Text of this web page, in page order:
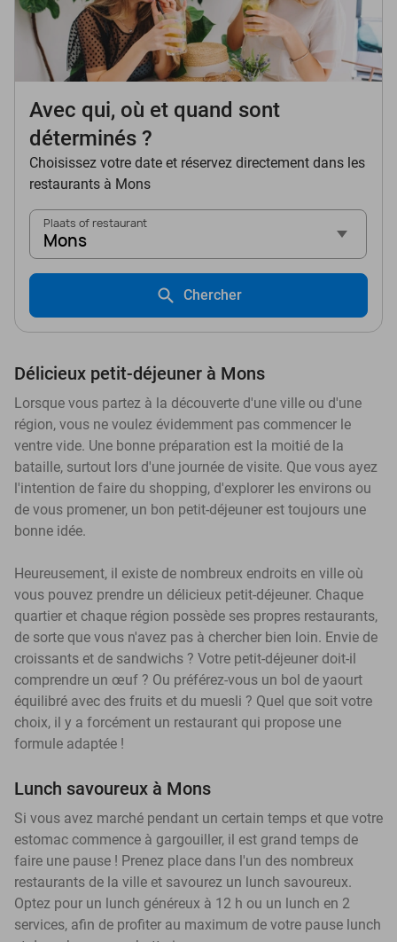
Avec qui, où et quand sont
déterminés ?
Choisissez votre date et réservez directement dans les
restaurants à Mons
Plaats of restaurant
Mons
Chercher
Délicieux petit-déjeuner à Mons
Lorsque vous partez à la découverte d'une ville ou d'une
région, vous ne voulez évidemment pas commencer le
ventre vide. Une bonne préparation est la moitié de la
bataille, surtout lors d'une journée de visite. Que vous ayez
l'intention de faire du shopping, d'explorer les environs ou
de vous promener, un bon petit-déjeuner est toujours une
bonne idée.
Heureusement, il existe de nombreux endroits en ville où
vous pouvez prendre un délicieux petit-déjeuner. Chaque
quartier et chaque région possède ses propres restaurants,
de sorte que vous n'avez pas à chercher bien loin. Envie de
croissants et de sandwichs ? Votre petit-déjeuner doit-il
comprendre un œuf ? Ou préférez-vous un bol de yaourt
équilibré avec des fruits et du muesli ? Quel que soit votre
choix, il y a forcément un restaurant qui propose une
formule adaptée !
Lunch savoureux à Mons
Si vous avez marché pendant un certain temps et que votre
estomac commence à gargouiller, il est grand temps de
faire une pause ! Prenez place dans l'un des nombreux
restaurants de la ville et savourez un lunch savoureux.
Optez pour un lunch généreux à 12 h ou un lunch en 2
services, afin de profiter au maximum de votre pause lunch